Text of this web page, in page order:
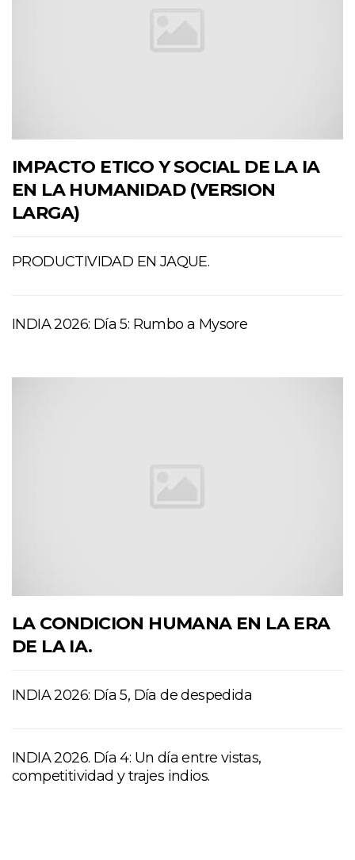
IMPACTO ETICO Y SOCIAL DE LA IA
EN LA HUMANIDAD (VERSION
LARGA)
PRODUCTIVIDAD EN JAQUE.
INDIA 2026: Día 5: Rumbo a Mysore
LA CONDICION HUMANA EN LA ERA
DE LA IA.
INDIA 2026: Día 5, Día de despedida
INDIA 2026. Día 4: Un día entre vistas,
competitividad y trajes indios.